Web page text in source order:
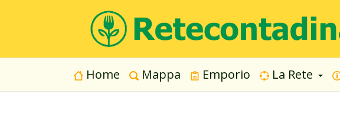
Home Mappa Emporio La Rete